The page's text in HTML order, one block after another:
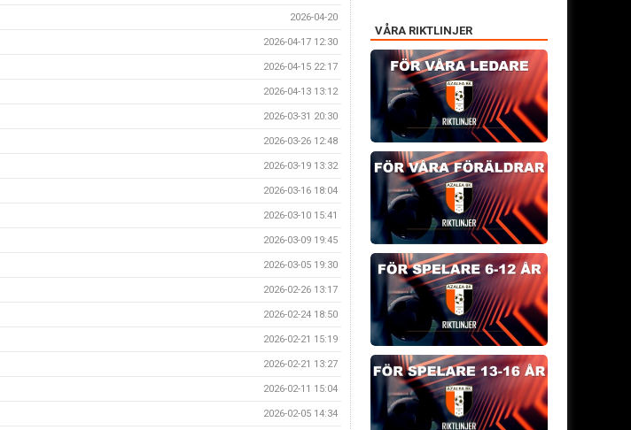
2026-04-20
2026-04-17 12:30
2026-04-15 22:17
2026-04-13 13:12
2026-03-31 20:30
2026-03-26 12:48
2026-03-19 13:32
2026-03-16 18:04
2026-03-10 15:41
2026-03-09 19:45
2026-03-05 19:30
2026-02-26 13:17
2026-02-24 18:50
2026-02-21 15:19
2026-02-21 13:27
2026-02-11 15:04
2026-02-05 14:34
VÅRA RIKTLINJER